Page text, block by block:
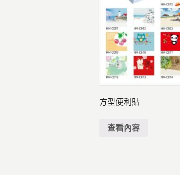
方型便利貼
查看內容